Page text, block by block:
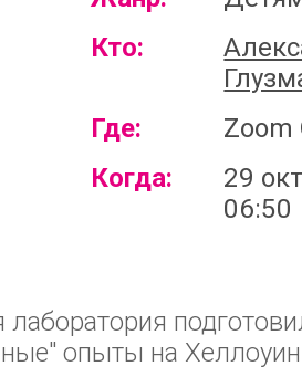
Кто:
Где:
Zoom
Когда:
29
06:50
опыты на